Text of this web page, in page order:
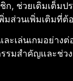
ก, ช่วยเติมเต็
ส่วนเพิ่มเติมที่
ะเล่นเกมอย่าง
รมสำคัญและช่ว